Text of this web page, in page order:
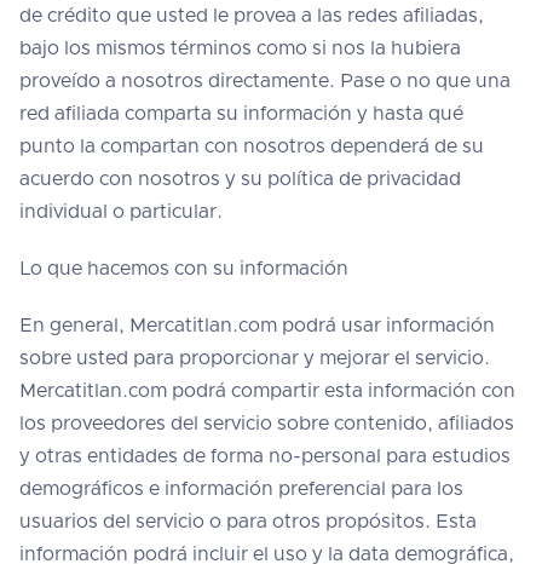
de crédito que usted le provea a las redes afiliadas,
bajo los mismos términos como si nos la hubiera
proveído a nosotros directamente. Pase o no que una
red afiliada comparta su información y hasta qué
punto la compartan con nosotros dependerá de su
acuerdo con nosotros y su política de privacidad
individual o particular.
Lo que hacemos con su información
En general, Mercatitlan.com podrá usar información
sobre usted para proporcionar y mejorar el servicio.
Mercatitlan.com podrá compartir esta información con
los proveedores del servicio sobre contenido, afiliados
y otras entidades de forma no-personal para estudios
demográficos e información preferencial para los
usuarios del servicio o para otros propósitos. Esta
información podrá incluir el uso y la data demográfica,